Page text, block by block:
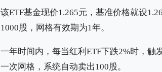
该ETF基金现价1.265元，基准价格就设
1000股，网格有效期为1年。
一年时间内，每当红利ETF下跌2%时，触
一次网格，系统自动卖出100股。